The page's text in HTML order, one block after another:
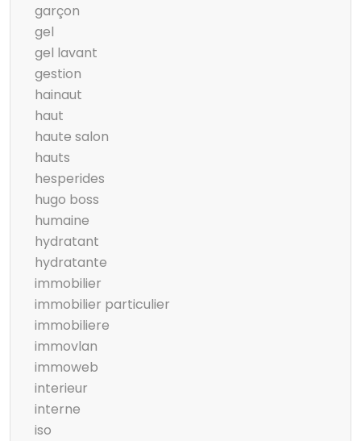
garçon
gel
gel lavant
gestion
hainaut
haut
haute salon
hauts
hesperides
hugo boss
humaine
hydratant
hydratante
immobilier
immobilier particulier
immobiliere
immovlan
immoweb
interieur
interne
iso